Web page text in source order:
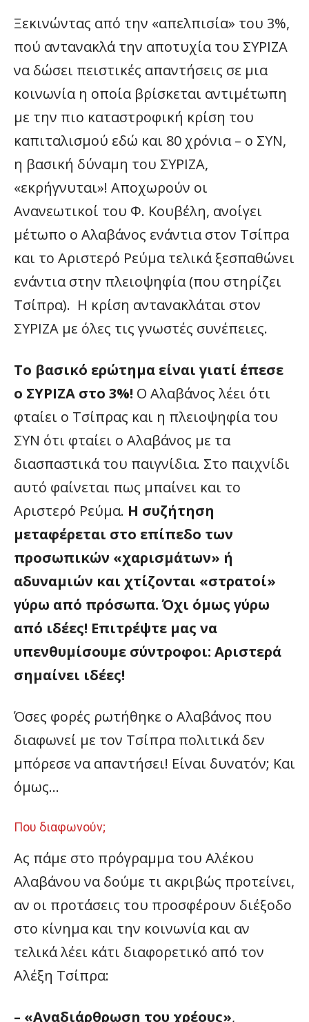
Ξεκινώντας από την «απελπισία» του 3%,
πού αντανακλά την αποτυχία του ΣΥΡΙΖΑ
να δώσει πειστικές απαντήσεις σε μια
κοινωνία η οποία βρίσκεται αντιμέτωπη
με την πιο καταστροφική κρίση του
καπιταλισμού εδώ και 80 χρόνια – ο ΣΥΝ,
η βασική δύναμη του ΣΥΡΙΖΑ,
«εκρήγνυται»! Αποχωρούν οι
Ανανεωτικοί του Φ. Κουβέλη, ανοίγει
μέτωπο ο Αλαβάνος ενάντια στον Τσίπρα
και το Αριστερό Ρεύμα τελικά ξεσπαθώνει
ενάντια στην πλειοψηφία (που στηρίζει
Τσίπρα). Η κρίση αντανακλάται στον
ΣΥΡΙΖΑ με όλες τις γνωστές συνέπειες.
Το βασικό ερώτημα είναι γιατί έπεσε
ο ΣΥΡΙΖΑ στο 3%! Ο Αλαβάνος λέει ότι
φταίει ο Τσίπρας και η πλειοψηφία του
ΣΥΝ ότι φταίει ο Αλαβάνος με τα
διασπαστικά του παιγνίδια. Στο παιχνίδι
αυτό φαίνεται πως μπαίνει και το
Αριστερό Ρεύμα. Η συζήτηση
μεταφέρεται στο επίπεδο των
προσωπικών «χαρισμάτων» ή
αδυναμιών και χτίζονται «στρατοί»
γύρω από πρόσωπα. Όχι όμως γύρω
από ιδέες! Επιτρέψτε μας να
υπενθυμίσουμε σύντροφοι: Αριστερά
σημαίνει ιδέες!
Όσες φορές ρωτήθηκε ο Αλαβάνος που
διαφωνεί με τον Τσίπρα πολιτικά δεν
μπόρεσε να απαντήσει! Είναι δυνατόν; Και
όμως…
Που διαφωνούν;
Ας πάμε στο πρόγραμμα του Αλέκου
Αλαβάνου να δούμε τι ακριβώς προτείνει,
αν οι προτάσεις του προσφέρουν διέξοδο
στο κίνημα και την κοινωνία και αν
τελικά λέει κάτι διαφορετικό από τον
Αλέξη Τσίπρα:
– «Αναδιάρθρωση του χρέους»,